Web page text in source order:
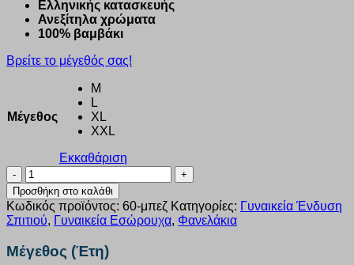
Eλληνικής κατασκευής
Ανεξίτηλα χρώματα
100% βαμβάκι
Βρείτε το μέγεθός σας!
Μέγεθος
M
L
XL
XXL
Εκκαθάριση
Φανελάκι
τιράντα
Nina
Club
μπεζ
γυναικείο
60
Προσθήκη στο καλάθι
Κωδικός προϊόντος: 60-μπεζ Κατηγορίες: Γυναικεία Ένδυση
Σπιτιού, Γυναικεία Εσώρουχα, Φανελάκια
Μέγεθος (Έτη)